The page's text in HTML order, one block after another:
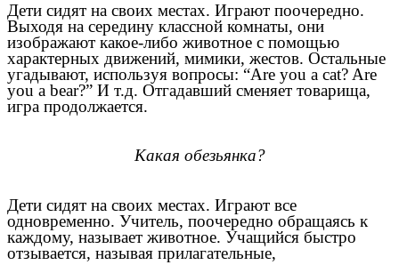
Дети сидят на своих местах. Играют поочередно.
Выходя на середину классной комнаты, они
изображают какое-либо животное с помощью
характерных движений, мимики, жестов. Остальные
угадывают, используя вопросы: “Are you a cat? Are
you a bear?” И т.д. Отгадавший сменяет товарища,
игра продолжается.
Какая обезьянка?
Дети сидят на своих местах. Играют все
одновременно. Учитель, поочередно обращаясь к
каждому, называет животное. Учащийся быстро
отзывается, называя прилагательные,